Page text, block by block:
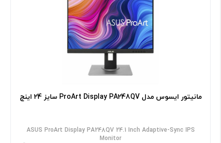
مانیتور ایسوس مدل ProArt Display PA248QV سایز 24 اینچ
ASUS ProArt Display PA248QV 24.1 Inch Adaptive-Sync IPS
Monitor